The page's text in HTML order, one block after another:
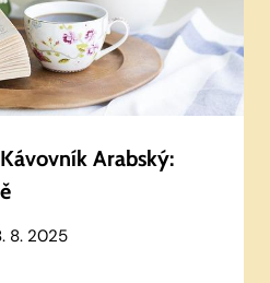
Arabský:
8. 2025